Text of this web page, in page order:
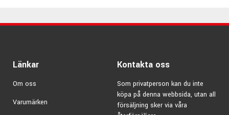
Kontakt sida 2:
Balanserad Tele-hane
Kabelfärg:
Modellbeteckning:
Länkar
Om oss
Varumärken
Kontakta oss
Som privatperson kan du inte
köpa på denna webbsida, utan all
försäljning sker via våra